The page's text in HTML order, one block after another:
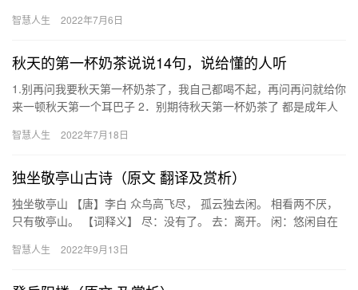
智慧人生 2022年7月6日
秋天的第一杯奶茶说说14句，说给懂的人听
1.别再问我要秋天第一杯奶茶了，我自己都喝不起，再问再问就给你
来一顿秋天第一个耳巴子 2．别期待秋天第一杯奶茶了 都是成年人
智慧人生 2022年7月18日
独坐敬亭山古诗（原文 翻译及赏析）
独坐敬亭山 【唐】李白 众鸟高飞尽， 孤云独去闲。 相看两不厌，
只有敬亭山。 【词释义】 尽：没有了。 去：离开。 闲：悠闲自在
智慧人生 2022年9月13日